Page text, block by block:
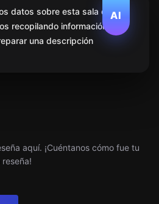
AI
datos sobre esta sala de
recopilando información
una descripción
aquí. ¡Cuéntanos cómo fue tu